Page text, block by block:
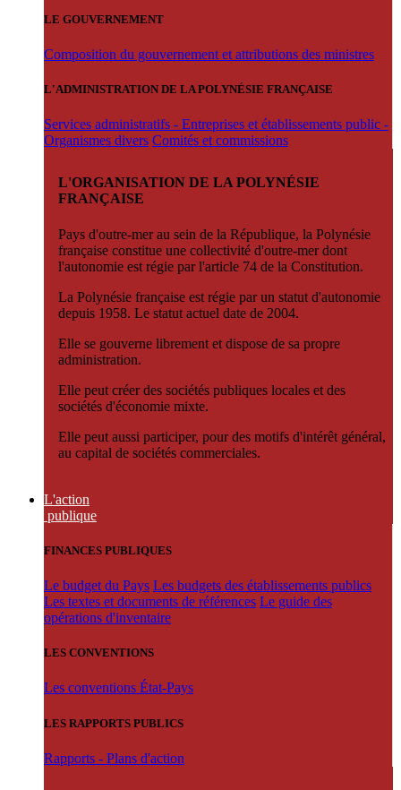
LE GOUVERNEMENT
Composition du gouvernement et attributions des ministres
L'ADMINISTRATION DE LA POLYNÉSIE FRANÇAISE
Services administratifs - Entreprises et établissements public -
Organismes divers Comités et commissions
L'ORGANISATION DE LA POLYNÉSIE
FRANÇAISE
Pays d'outre-mer au sein de la République, la Polynésie
française constitue une collectivité d'outre-mer dont
l'autonomie est régie par l'article 74 de la Constitution.
La Polynésie française est régie par un statut d'autonomie
depuis 1958. Le statut actuel date de 2004.
Elle se gouverne librement et dispose de sa propre
administration.
Elle peut créer des sociétés publiques locales et des
sociétés d'économie mixte.
Elle peut aussi participer, pour des motifs d'intérêt général,
au capital de sociétés commerciales.
L'action
publique
FINANCES PUBLIQUES
Le budget du Pays Les budgets des établissements publics
Les textes et documents de références Le guide des
opérations d'inventaire
LES CONVENTIONS
Les conventions État-Pays
LES RAPPORTS PUBLICS
Rapports - Plans d'action